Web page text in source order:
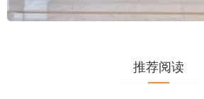
推荐阅读